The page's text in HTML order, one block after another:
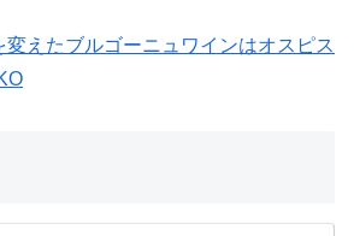
えたブルゴーニュワインはオスピス